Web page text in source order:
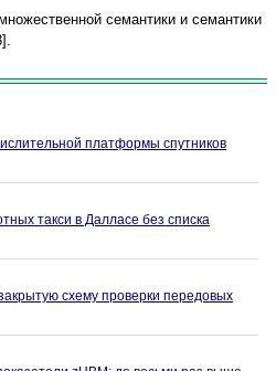
семантики и семантики
платформы спутников
такси в Далласе без списка
схему проверки передовых